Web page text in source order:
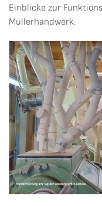
Einblicke zur
Müllerhandwerk.